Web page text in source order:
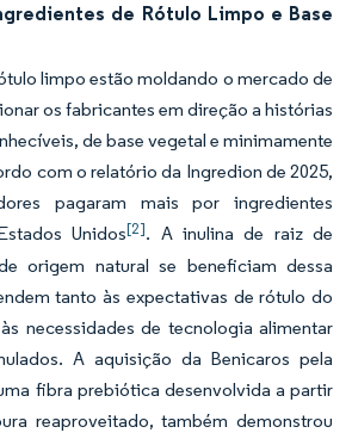
de Rótulo Limpo e Base
limpo estão moldando o mercado de
os fabricantes em direção a histórias
de base vegetal e minimamente
com o relatório da Ingredion de 2025,
pagaram mais por ingredientes
Unidos[2]. A inulina de raiz de
origem natural se beneficiam dessa
tanto às expectativas de rótulo do
necessidades de tecnologia alimentar
A aquisição da Benicaros pela
fibra prebiótica desenvolvida a partir
reaproveitado, também demonstrou